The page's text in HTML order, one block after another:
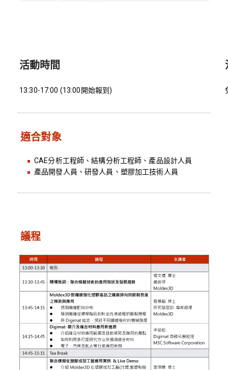
活動時間
13:30-17:00 (13:00開始報到)
適合對象
CAE分析工程師、結構分析工程師、產品設計人員
產品開發人員、研發人員、塑膠加工技術人員
議程